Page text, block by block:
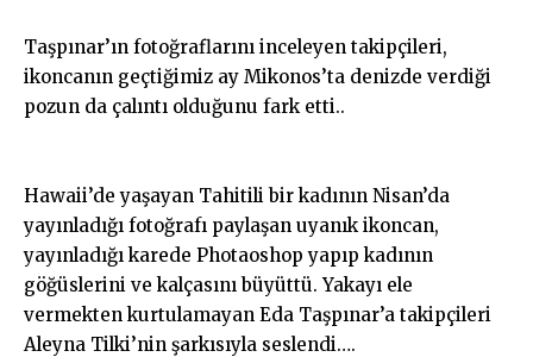
Taşpınar’ın fotoğraflarını inceleyen takipçileri,
ikoncanın geçtiğimiz ay Mikonos’ta denizde verdiği
pozun da çalıntı olduğunu fark etti..
Hawaii’de yaşayan Tahitili bir kadının Nisan’da
yayınladığı fotoğrafı paylaşan uyanık ikoncan,
yayınladığı karede Photaoshop yapıp kadının
göğüslerini ve kalçasını büyüttü. Yakayı ele
vermekten kurtulamayan Eda Taşpınar’a takipçileri
Aleyna Tilki’nin şarkısıyla seslendi….